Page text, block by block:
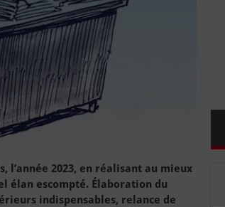
l’année 2023, en réalisant au mieux
élan escompté. Élaboration du
indispensables, relance de